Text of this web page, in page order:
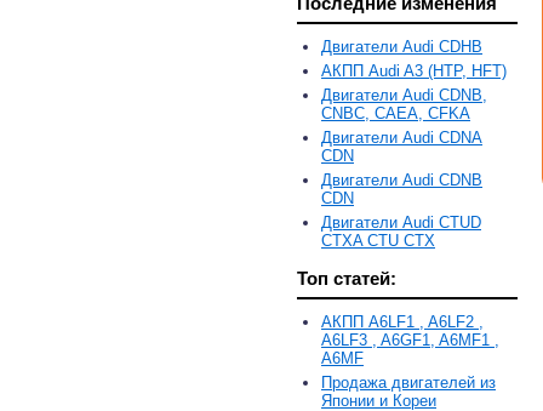
Двигатели Audi CDHB
АКПП Audi A3 (HTP, HFT)
Двигатели Audi CDNB,
CNBC, CAEA, CFKA
Двигатели Audi CDNA
CDN
Двигатели Audi CDNB
CDN
Двигатели Audi CTUD
CTXA CTU CTX
Топ статей:
АКПП A6LF1 , A6LF2 ,
A6LF3 , A6GF1, A6MF1 ,
A6MF
Продажа двигателей из
Японии и Кореи